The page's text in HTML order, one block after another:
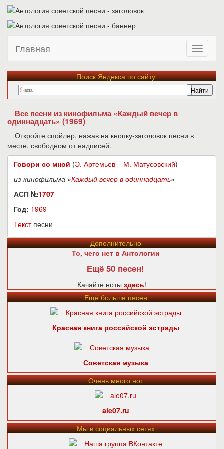
Главная
Поиск Яндекса по сайту
Все песни из кинофильма «Каждый вечер в
одиннадцать» (1969)
Откройте спойлер, нажав на кнопку-заголовок песни в
месте, свободном от надписей.
Говори со мной (Э. Артемьев – М. Матусовский)
из кинофильма «Каждый вечер в одиннадцать»
АСП №1707
Год: 1969
Текстпесни
Дополнительно
То, чего нет в Антологии
Ещё 50 песен!
Качайте ноты здесь!
Ещё больше песен
Красная книга российской эстрады
Советская музыка
Очень много нот
ale07.ru
Мы в социальных сетях